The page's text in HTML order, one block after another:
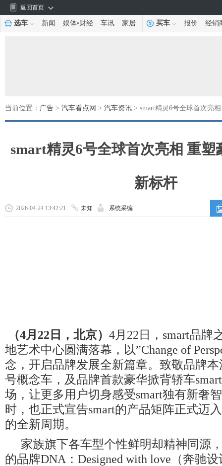
返回首页
选车 新闻 娱体•财经 车讯 家居 买车 报价 经销
当前位置： 广告 > 汽车看点网 > 汽车资讯 > smart精灵6号全球首次亮
smart精灵6号全球首次亮相 重塑
新标杆
2026-04-24 13:42:21 未知 系统采编
（4月 22 日，北京） 4月22日，smart品牌
地艺术中心圆满落幕，以”Change of
念，开启品牌发展全新篇章。致敬品牌本
号概念车，及品牌首款豪华掀背轿车
场，让更多用户切身感受smart独有新奢
时，也正式宣告smart的产品矩阵正式迈
的全新周期。
家族旗下各车型个性鲜明却精神同源
的品牌DNA：Designed with love（奔驰